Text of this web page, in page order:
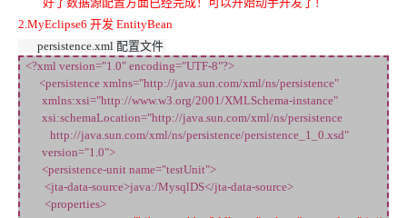
2.MyEclipse6 开发 EntityBean
persistence.xml 配置文件
<?xml version="1.0" encoding="UTF-8"?>
<persistence xmlns="http://java.sun.com/xml/ns/persistence"
xmlns:xsi="http://www.w3.org/2001/XMLSchema-instance"
xsi:schemaLocation="http://java.sun.com/xml/ns/persistence
http://java.sun.com/xml/ns/persistence/persistence_1_0.xsd"
version="1.0">
<persistence-unit name="testUnit">
<jta-data-source>java:/MysqlDS</jta-data-source>
<properties>